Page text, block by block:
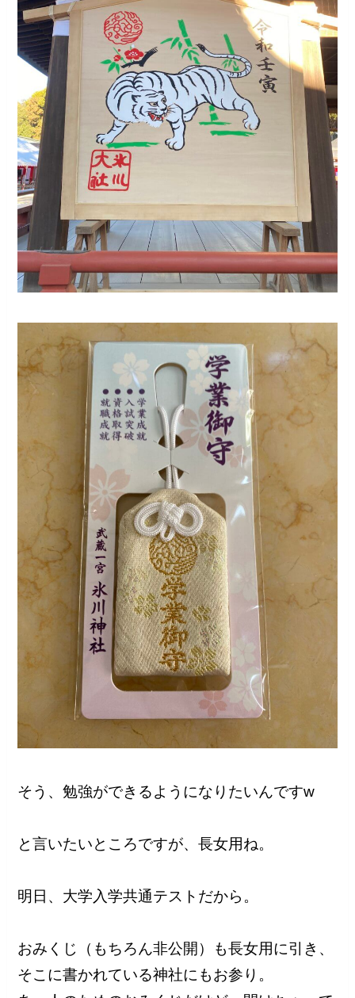
そう、勉強ができるようになりたいんですw
と言いたいところですが、長女用ね。
明日、大学入学共通テストだから。
おみくじ（もちろん非公開）も長女用に引き、
そこに書かれている神社にもお参り。